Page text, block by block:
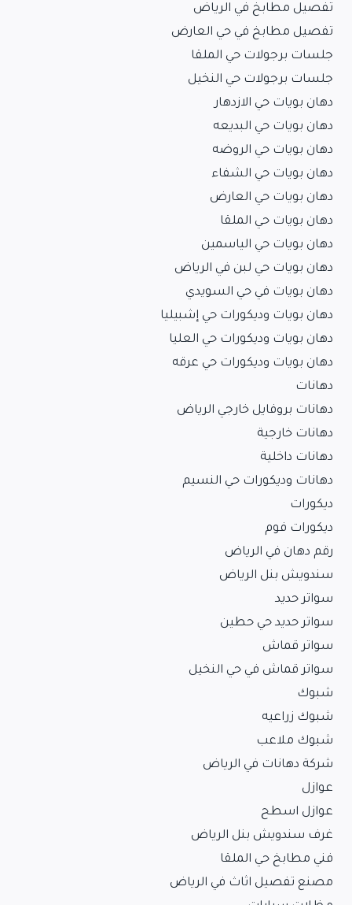
تفصيل مطابخ في الرياض
تفصيل مطابخ في حي العارض
جلسات برجولات حي الملقا
جلسات برجولات حي النخيل
دهان بويات حي الازدهار
دهان بويات حي البديعه
دهان بويات حي الروضه
دهان بويات حي الشفاء
دهان بويات حي العارض
دهان بويات حي الملقا
دهان بويات حي الياسمين
دهان بويات حي لبن في الرياض
دهان بويات في حي السويدي
دهان بويات وديكورات حي إشبيليا
دهان بويات وديكورات حي العليا
دهان بويات وديكورات حي عرقه
دهانات
دهانات بروفايل خارجي الرياض
دهانات خارجية
دهانات داخلية
دهانات وديكورات حي النسيم
ديكورات
ديكورات فوم
رقم دهان في الرياض
سندويش بنل الرياض
سواتر حديد
سواتر حديد حي حطين
سواتر قماش
سواتر قماش في حي النخيل
شبوك
شبوك زراعيه
شبوك ملاعب
شركة دهانات في الرياض
عوازل
عوازل اسطح
غرف سندويش بنل الرياض
فني مطابخ حي الملقا
مصنع تفصيل اثاث في الرياض